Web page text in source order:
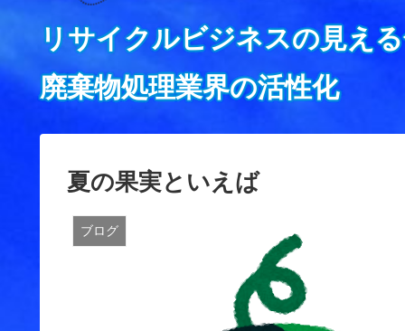
リサイクルビジネスの見え
廃棄物処理業界の活性化
夏の果実といえば
ブログ